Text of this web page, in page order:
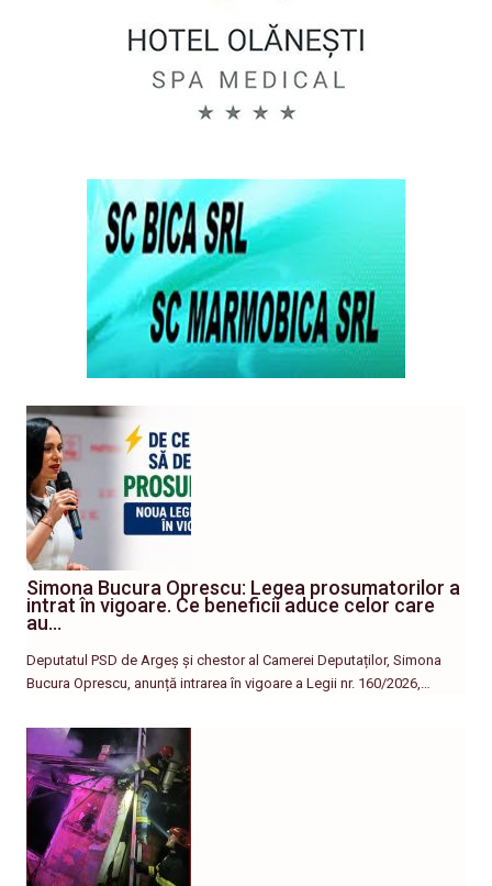
Simona Bucura Oprescu: Legea prosumatorilor a
intrat în vigoare. Ce beneficii aduce celor care
au…
Deputatul PSD de Argeș și chestor al Camerei Deputaților, Simona
Bucura Oprescu, anunță intrarea în vigoare a Legii nr. 160/2026,…